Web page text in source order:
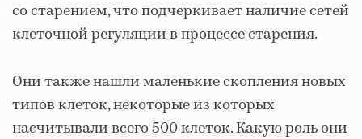
со старением, что подчеркивает наличие сетей
клеточной регуляции в процессе старения.
Они также нашли маленькие скопления новых
типов клеток, некоторые из которых
насчитывали всего 500 клеток. Какую роль они